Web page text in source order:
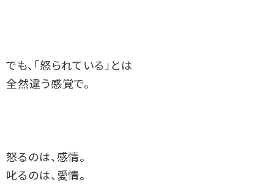
でも、「怒られている」とは
全然違う感覚で。
怒るのは、感情。
叱るのは、愛情。